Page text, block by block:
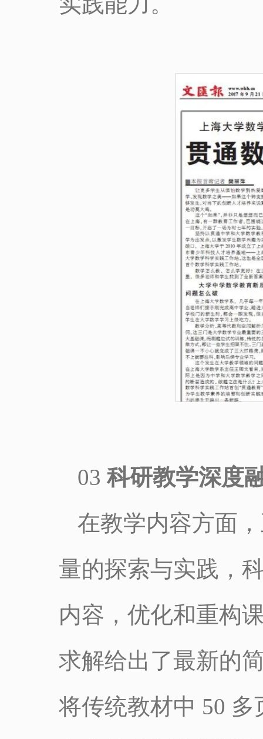
03 科研教学深度
在教学内容方面
量的探索与实践，
内容，优化和重构
求解给出了最新的
将传统教材中 50